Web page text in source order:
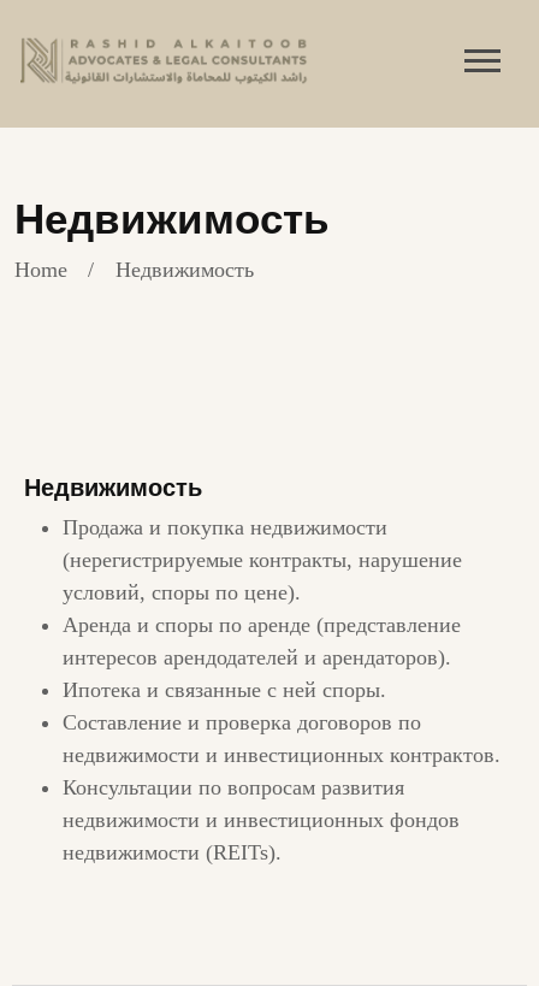
Недвижимость
Home Недвижимость
Недвижимость
Продажа и покупка недвижимости
(нерегистрируемые контракты, нарушение
условий, споры по цене).
Аренда и споры по аренде (представление
интересов арендодателей и арендаторов).
Ипотека и связанные с ней споры.
Составление и проверка договоров по
недвижимости и инвестиционных контрактов.
Консультации по вопросам развития
недвижимости и инвестиционных фондов
недвижимости (REITs).